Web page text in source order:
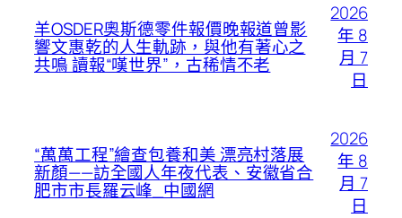
羊OSDER奧斯德零件報價晚報道曾影
響文惠乾的人生軌跡，與他有著心之
共鳴 讀報“嘆世界”，古稀情不老
2026
年 8
月 7
日
“萬萬工程”繪查包養和美 漂亮村落展
新顏——訪全國人年夜代表、安徽省合
肥市市長羅云峰_中國網
2026
年 8
月 7
日